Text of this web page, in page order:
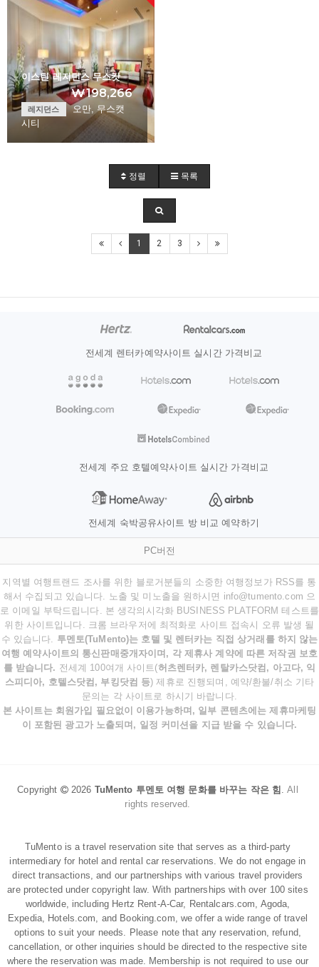
이스틴 레지던스 무스캇
₩198,266
레지던스
오만, 무스캣
시티
+ 정렬 목록
1 2 3
전세계 렌터카예약사이트 실시간 가격비교
전세계 주요 호텔예약사이트 실시간 가격비교
전세계 숙박공유사이트 방 비교 예약하기
PC버전
지역별 여행트랜드 조사를 위한 블로거분들의 소중한 여행정보가 RSS를 통
해서 수집되고 있습니다. 노출 및 미노출을 원하시면 info@tumento.com 으
로 이메일 부탁드립니다. 본 생각의시각화 BUSINESS PLATFORM 테스트를
위한 사이트입니다. 크롬 브라우저에 최적화로 사이트 접속시 오류 발생 될
수 있습니다. 투멘토(TuMento)는 호텔 및 렌터카는 직접 상거래를 하지 않는
여행 예약사이트의 통신판매중개자이며, 각 제휴사 계약에 따른 저작권 보호
를 받습니다. 전세계 100여개 사이트(허츠렌터카, 렌탈카스닷컴, 아고다, 익
스피디아, 호텔스닷컴, 부킹닷컴 등) 제휴로 진행되며, 예약/환불/취소 기타
문의는 각 사이트로 하시기 바랍니다.
본 사이트는 회원가입 필요없이 이용가능하며, 일부 콘텐츠에는 제휴마케팅
이 포함된 광고가 노출되며, 일정 커미션을 지급 받을 수 있습니다.
Copyright 2026 TuMento 투멘토 여행 문화를 바꾸는 작은 힘 .All
rights reserved.
TuMento is a travel reservation site that serves as a third-party
intermediary for hotel and rental car reservations. We do not engage in
direct transactions, and our partnerships with various travel providers
are protected under copyright law. With partnerships with over 100 sites
worldwide, including Hertz Rent-A-Car, Rentalcars.com, Agoda,
Expedia, Hotels.com, and Booking.com, we offer a wide range of travel
options to suit your needs. Please note that any reservation, refund,
cancellation, or other inquiries should be directed to the respective site
where the reservation was made. Membership is not required to use our